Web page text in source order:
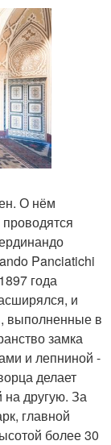
О нём
Panciatichi
года
и
выполненные в
замка
и лепниной -
делает
другую. За
главной
более 30